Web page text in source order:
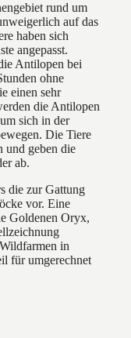
rund um
auf das
haben sich
angepasst.
Antilopen bei
ohne
einen sehr
die Antilopen
sich in der
Die Tiere
und geben die
ab.
die zur Gattung
vor. Eine
Goldenen Oryx,
in
für umgerechnet